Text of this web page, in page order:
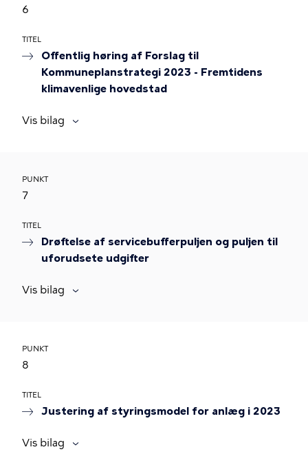
6
TITEL
Offentlig høring af Forslag til
Kommuneplanstrategi 2023 - Fremtidens
klimavenlige hovedstad
Vis bilag
PUNKT
7
TITEL
Drøftelse af servicebufferpuljen og puljen til
uforudsete udgifter
Vis bilag
PUNKT
8
TITEL
Justering af styringsmodel for anlæg i 2023
Vis bilag